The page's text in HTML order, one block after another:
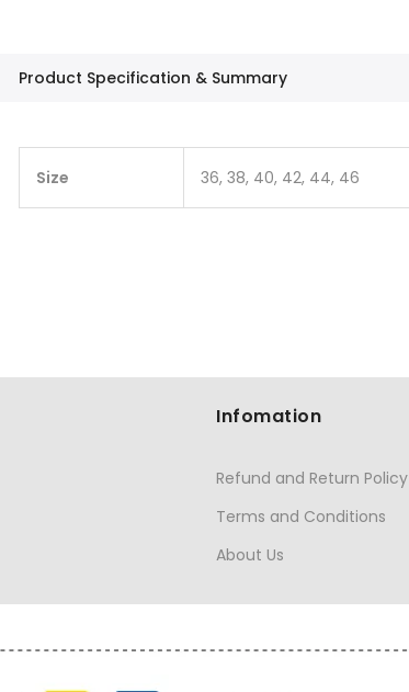
Product Specification & Summary
Size 36, 38, 40, 42, 44, 46
Infomation
Refund and Return Policy
Terms and Conditions
About Us